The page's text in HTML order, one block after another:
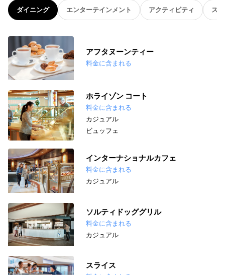
ダイニング エンターテインメント アクティビティ ス
アフタヌーンティー
料金に含まれる
ホライゾン コート
料金に含まれる
カジュアル
ビュッフェ
インターナショナルカフェ
料金に含まれる
カジュアル
ソルティドッググリル
料金に含まれる
カジュアル
スライス